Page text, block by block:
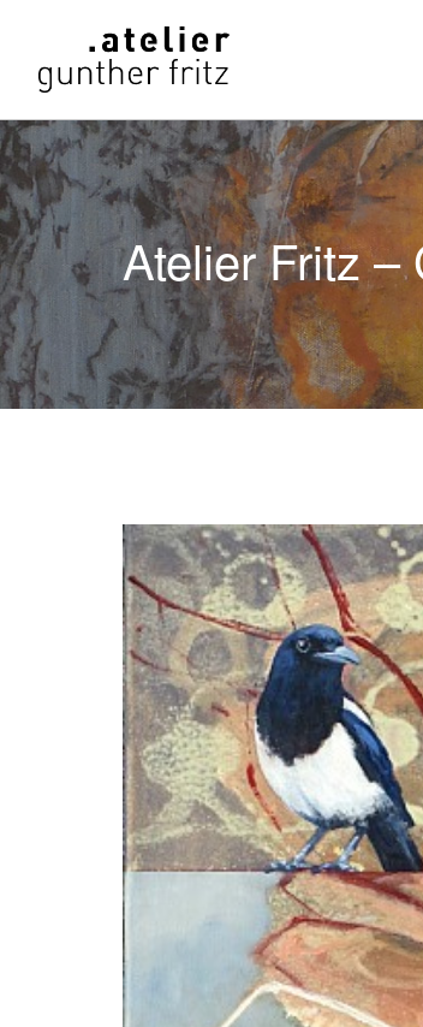
Atelier Fritz –